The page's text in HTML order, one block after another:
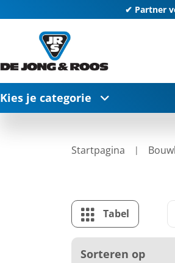
✔ Partner
Kies je categorie
Startpagina
Tabel
Sorteren op